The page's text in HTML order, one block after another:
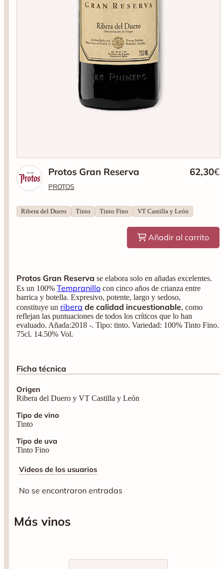
Protos Gran Reserva
PROTOS
62,30€
Ribera del Duero Tinto Tinto Fino VT Castilla y León
Añadir al carrito
Protos Gran Reserva se elabora solo en añadas excelentes.
Es un 100% Tempranillo con cinco años de crianza entre
barrica y botella. Expresivo, potente, largo y sedoso,
constituye un ribera de calidad incuestionable, como
reflejan las puntuaciones de todos los críticos que lo han
evaluado. Añada:2018 -. Tipo: tinto. Variedad: 100% Tinto Fino.
75cl. 14.50% Vol.
Ficha técnica
Origen
Ribera del Duero y VT Castilla y León
Tipo de vino
Tinto
Tipo de uva
Tinto Fino
Videos de los usuarios
No se encontraron entradas
Más vinos